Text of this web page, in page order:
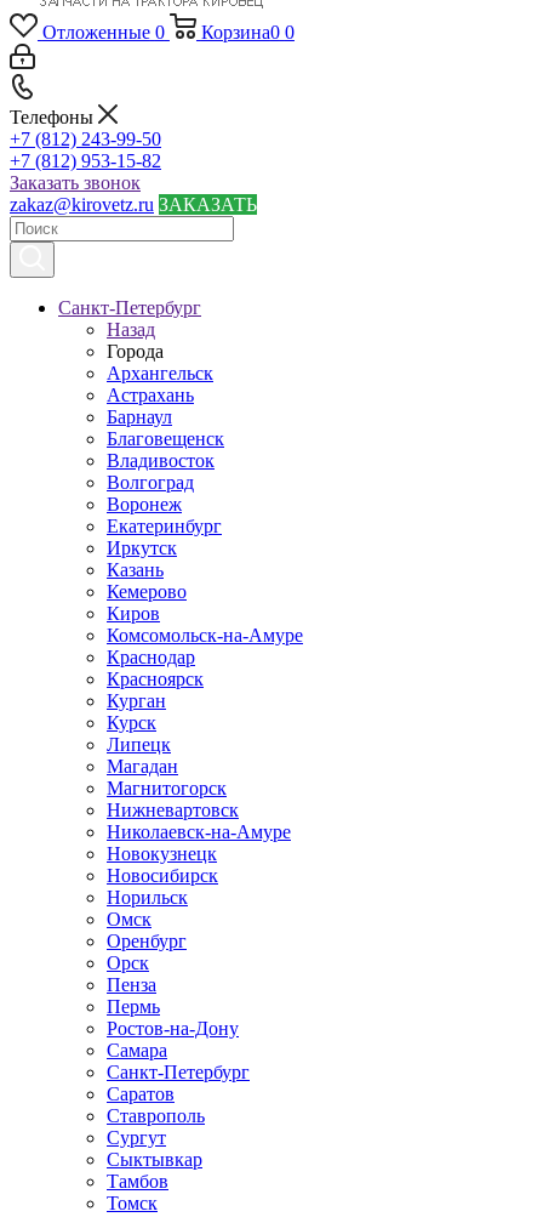
Отложенные 0 Корзина0 0
Телефоны
+7 (812) 243-99-50
+7 (812) 953-15-82
Заказать звонок
zakaz@kirovetz.ru ЗАКАЗАТЬ
Санкт-Петербург
Назад
Города
Архангельск
Астрахань
Барнаул
Благовещенск
Владивосток
Волгоград
Воронеж
Екатеринбург
Иркутск
Казань
Кемерово
Киров
Комсомольск-на-Амуре
Краснодар
Красноярск
Курган
Курск
Липецк
Магадан
Магнитогорск
Нижневартовск
Николаевск-на-Амуре
Новокузнецк
Новосибирск
Норильск
Омск
Оренбург
Орск
Пенза
Пермь
Ростов-на-Дону
Самара
Санкт-Петербург
Саратов
Ставрополь
Сургут
Сыктывкар
Тамбов
Томск